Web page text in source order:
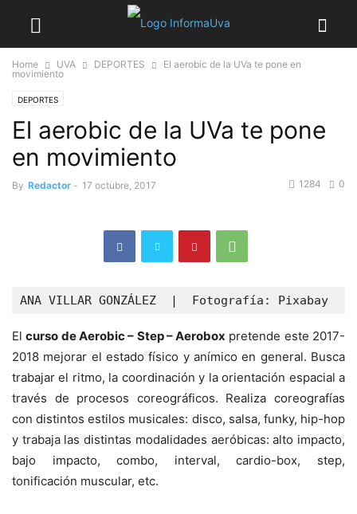
Home UVA DEPORTES
El aerobic de la UVa te pone en
movimiento
DEPORTES
El aerobic de la UVa te pone
en movimiento
By Redactor - 17 octubre, 2017 0
1284
ANA VILLAR GONZÁLEZ  |  Fotografía: Pixabay
Elcurso de Aerobic – Step – Aerobox pretende este 2017-
2018 mejorar el estado físico y anímico en general. Busca
trabajar el ritmo, la coordinación y la orientación espacial a
través de procesos coreográficos. Realiza coreografías
con distintos estilos musicales: disco, salsa, funky, hip-hop
y trabaja las distintas modalidades aeróbicas: alto impacto,
bajo impacto, combo, interval, cardio-box, step,
tonificación muscular, etc.